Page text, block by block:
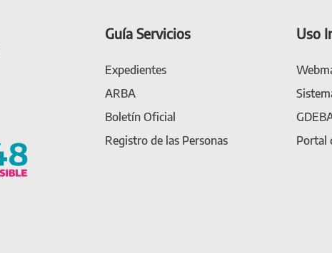
Guía Servicios
Expedientes
ARBA
Boletín Oficial
Registro de las Personas
Uso
Portal